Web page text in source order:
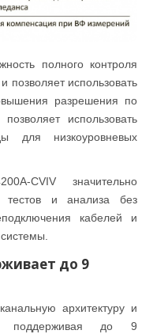
полного контроля
позволяет использовать
разрешения по
использовать
для низкоуровневых
CVIV значительно
тестов и анализа без
кабелей и
до 9
архитектуру и
поддерживая до 9